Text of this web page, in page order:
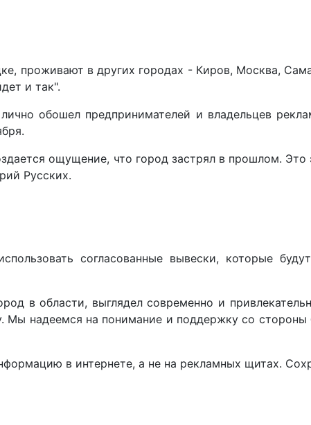
проживают в других городах - Киров, Москва,
и так".
обошел предпринимателей и владельцев
ощущение, что город застрял в прошлом. Это
Русских.
согласованные вывески, которые
в области, выглядел современно и
Мы надеемся на понимание и поддержку со
в интернете, а не на рекламных щитах.